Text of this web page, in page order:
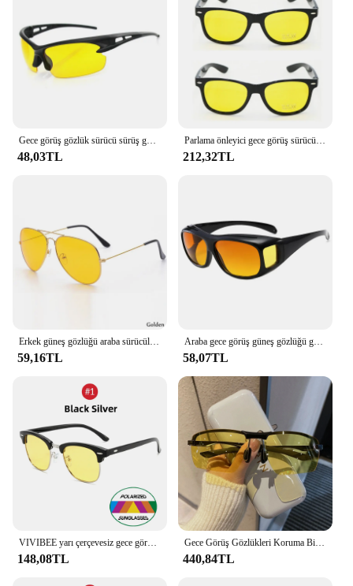
48,03TL 212,32TL
59,16TL
Araba gece görüş güneş gözlüğü güvenlik sürüş gözlük gece sürüş gözlükleri Unisex güneş gözlüğü UV koruma sürüş güneş gözlüğü
58,07TL
148,08TL
Gece Görüş Gözlükleri Koruma Binicilik Sporları Yeni Erkek Polarize Güneş Gözlüğü Sürücü Sürüş
440,84TL